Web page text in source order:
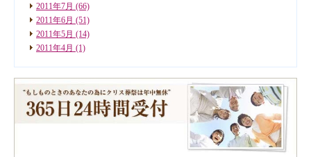
2011年7月 (66)
2011年6月 (51)
2011年5月 (14)
2011年4月 (1)